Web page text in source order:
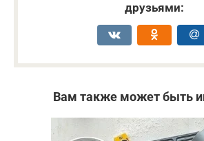
друзьями:
Вам также может быть